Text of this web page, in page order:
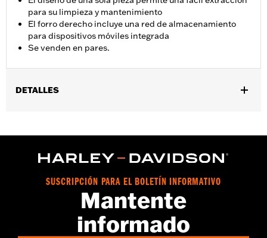
para su limpieza y mantenimiento
El forro derecho incluye una red de almacenamiento
para dispositivos móviles integrada
Se venden en pares.
DETALLES
GARANTÍA:1 año de garantía limitada – Consultawww.h-
para más información
SUSCRIPCIÓN PARA EL BOLETÍN INFORMATIVO
Mantente
informado